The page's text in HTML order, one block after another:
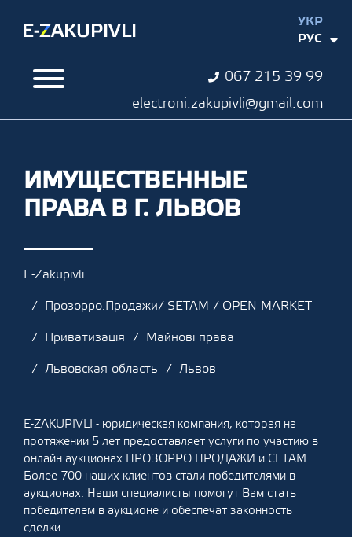
067 215 39 99
electroni.zakupivli@gmail.com
УКР
РУС
ИМУЩЕСТВЕННЫЕ
ПРАВА В Г. ЛЬВОВ
E-Zakupivli
Прозорро.Продажи/ SETAM / OPEN MARKET
Приватизація
Майнові права
Львовская область
Львов
E-ZAKUPIVLI - юридическая компания, которая на
протяжении 5 лет предоставляет услуги по участию в
онлайн аукционах ПРОЗОРРО.ПРОДАЖИ и СЕТАМ.
Более 700 наших клиентов стали победителями в
аукционах. Наши специалисты помогут Вам стать
победителем в аукционе и обеспечат законность
сделки.